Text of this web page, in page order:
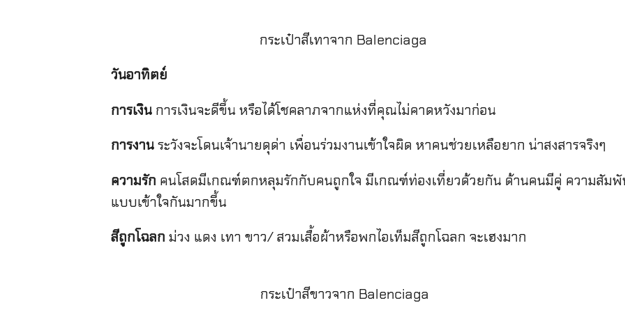
กระเป๋าสีเทาจาก Balenciaga
วันอาทิตย์
การเงิน การเงินจะดีขึ้น หรือได้โชคลาภจากแห่งที่คุณไม่คาดหวังมาก่อน
การงาน ระวังจะโดนเจ้านายดุด่า เพื่อนร่วมงานเข้าใจผิด หาคนช่วยเหลือยาก น่าสงสารจริงๆ
ความรัก คนโสดมีเกณฑ์ตกหลุมรักกับคนถูกใจ มีเกณฑ์ท่องเที่ยวด้วยกัน ด้านคนมีคู่ ความสัมพั
แบบเข้าใจกันมากขึ้น
สีถูกโฉลก ม่วง แดง เทา ขาว/ สวมเสื้อผ้าหรือพกไอเท็มสีถูกโฉลก จะเฮงมาก
กระเป๋าสีขาวจาก Balenciaga